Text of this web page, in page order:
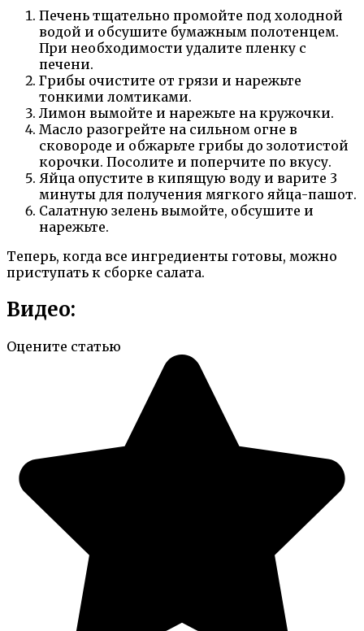
Печень тщательно промойте под холодной
водой и обсушите бумажным полотенцем.
При необходимости удалите пленку с
печени.
Грибы очистите от грязи и нарежьте
тонкими ломтиками.
Лимон вымойте и нарежьте на кружочки.
Масло разогрейте на сильном огне в
сковороде и обжарьте грибы до золотистой
корочки. Посолите и поперчите по вкусу.
Яйца опустите в кипящую воду и варите 3
минуты для получения мягкого яйца-пашот.
Салатную зелень вымойте, обсушите и
нарежьте.
Теперь, когда все ингредиенты готовы, можно
приступать к сборке салата.
Видео:
Оцените статью